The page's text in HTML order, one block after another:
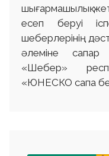
шығармашылық
есеп беруі
шеберлерінің
әлеміне сапар
«Шебер»
«ЮНЕСКО сапа